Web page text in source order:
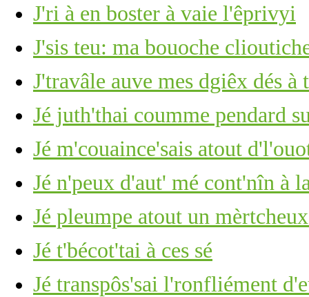
J'ri à en boster à vaie l'êprivyi
J'sis teu: ma bouoche
J'travâle auve mes dgiêx dés à
Jé juth'thai coumme pendard
Jé m'couaince'sais atout
Jé n'peux d'aut' mé cont'nîn à
Jé pleumpe atout un
Jé t'bécot'tai à ces sé
Jé transpôs'sai l'ronfliément